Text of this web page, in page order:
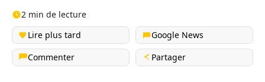
2 min de lecture
Lire plus tard
Google News
Commenter
Partager